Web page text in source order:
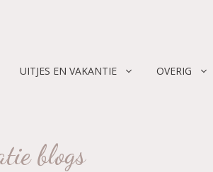
UITJES EN VAKANTIE OVERIG
blogs